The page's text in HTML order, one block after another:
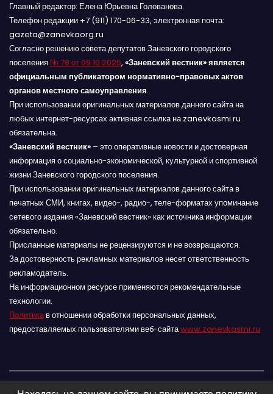
Главный редактор: Елена Юрьевна Голованова.
Телефон редакции +7 (911) 170-06-33, электронная почта:
gazeta@zanevkaorg.ru
Согласно решению совета депутатов Заневского городского
поселения № 78 от 09.10.2025, «Заневский вестник» является
официальным публикатором нормативно-правовых актов
органов местного самоуправления.
При использовании оригинальных материалов данного сайта на
любых интернет-ресурсах активная ссылка на zanevkasmi.ru
обязательна.
«Заневский вестник» – это оперативные новости и достоверная
информация о социально-экономической, культурной и спортивной
жизни Заневского городского поселения.
При использовании оригинальных материалов данного сайта в
печатных СМИ, книгах, видео-, радио-, теле-форматах упоминание
сетевого издания «Заневский вестник» как источника информации
обязательно.
Присланные материалы не рецензируются и не возвращаются.
За достоверность рекламных материалов несет ответственность
рекламодатель.
На информационном ресурсе применяются рекомендательные
технологии.
Политикав отношении обработки персональных данных,
предоставляемых пользователями веб-сайтаwww.zanevkasmi.ru